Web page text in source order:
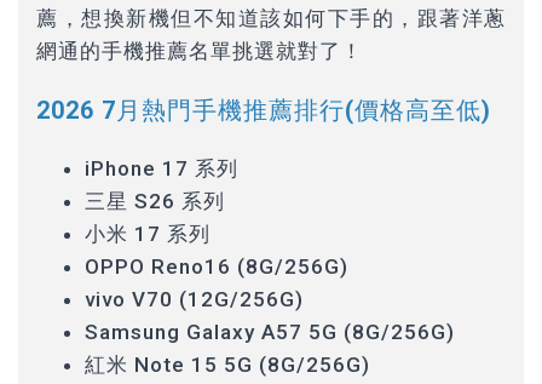
薦，想換新機但不知道該如何下手的，跟著洋蔥
網通的手機推薦名單挑選就對了！
2026 7月熱門手機推薦排行(價格高至低)
iPhone 17 系列
三星 S26 系列
小米 17 系列
OPPO Reno16 (8G/256G)
vivo V70 (12G/256G)
Samsung Galaxy A57 5G (8G/256G)
紅米 Note 15 5G (8G/256G)